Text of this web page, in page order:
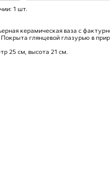
1 шт.
керамическая ваза с
глянцевой глазурью в
25 см, высота 21 см.